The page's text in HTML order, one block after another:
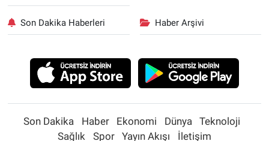
Son Dakika Haberleri Haber Arşivi
Son Dakika Haber Ekonomi Dünya
Teknoloji
Sağlık
Spor Yayın Akışı İletişim